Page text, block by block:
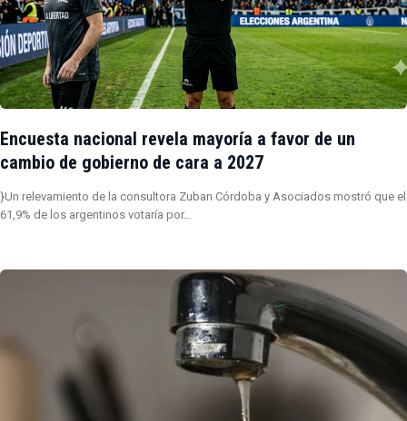
Encuesta nacional revela mayoría a favor de un
cambio de gobierno de cara a 2027
}Un relevamiento de la consultora Zuban Córdoba y Asociados mostró que el
61,9% de los argentinos votaría por…